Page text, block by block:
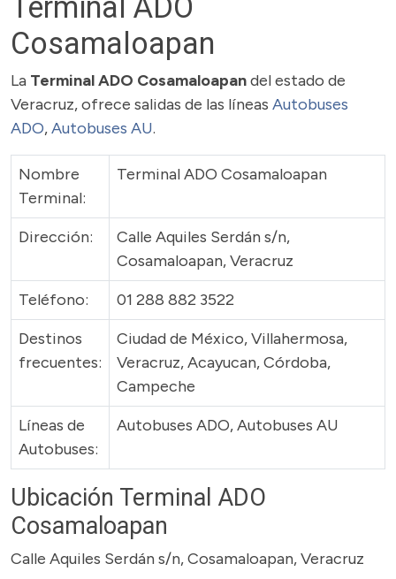
Terminal ADO
Cosamaloapan
La Terminal ADO Cosamaloapandel estado de
Veracruz, ofrece salidas de las líneas Autobuses
ADO,Autobuses AU.
Nombre
Terminal:
Terminal ADO Cosamaloapan
Dirección:
Calle Aquiles Serdán s/n,
Cosamaloapan, Veracruz
Teléfono:
01 288 882 3522
Destinos
frecuentes:
Ciudad de México, Villahermosa,
Veracruz, Acayucan, Córdoba,
Campeche
Líneas de
Autobuses:
Autobuses ADO, Autobuses AU
Ubicación Terminal ADO
Cosamaloapan
Calle Aquiles Serdán s/n, Cosamaloapan, Veracruz